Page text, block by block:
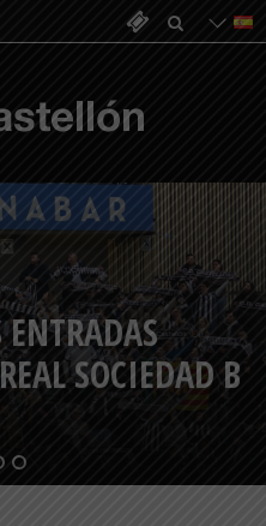
SOCIEDAD B
AL